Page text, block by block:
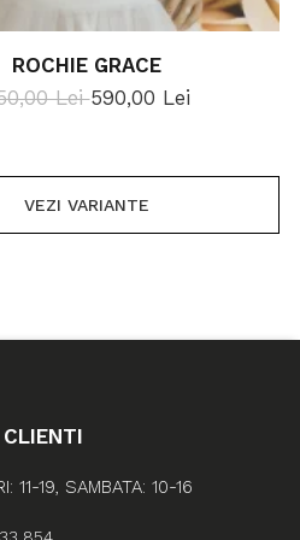
ROCHIE GRACE
Lei590,00 Lei
VEZI VARIANTE
11-19, SAMBATA: 10-16
854